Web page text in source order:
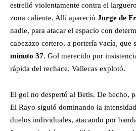
estrelló violentamente contra el
zona caliente. Allí apareció Jorge de
nadie, para atacar el espacio con
cabezazo certero, a portería vacía, que
minuto 37. Gol merecido por
rápida del rechace. Vallecas explotó.
El gol no despertó al Betis. De hecho,
El Rayo siguió dominando la
duelos individuales, atacando por